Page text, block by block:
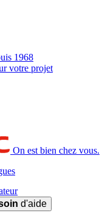
1968
votre projet
On est bien chez vous.
d'aide